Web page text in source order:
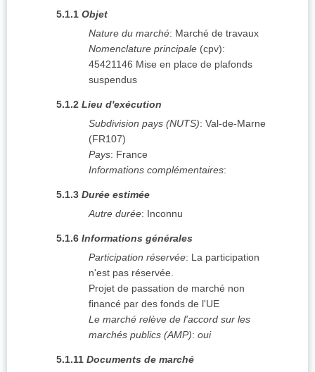
5.1.1 Objet
Nature du marché: Marché de travaux
Nomenclature principale (cpv):
45421146 Mise en place de plafonds
suspendus
5.1.2 Lieu d'exécution
Subdivision pays (NUTS): Val-de-Marne
(FR107)
Pays: France
Informations complémentaires:
5.1.3 Durée estimée
Autre durée: Inconnu
5.1.6 Informations générales
Participation réservée: La participation
n'est pas réservée.
Projet de passation de marché non
financé par des fonds de l'UE
Le marché relève de l'accord sur les
marchés publics (AMP): oui
5.1.11 Documents de marché